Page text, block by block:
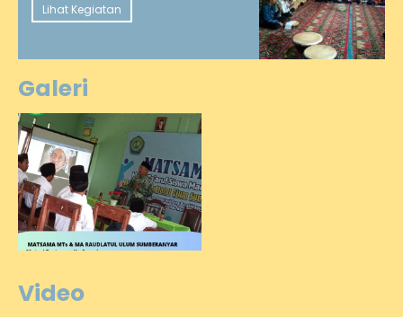
Lihat Kegiatan
Galeri
Video